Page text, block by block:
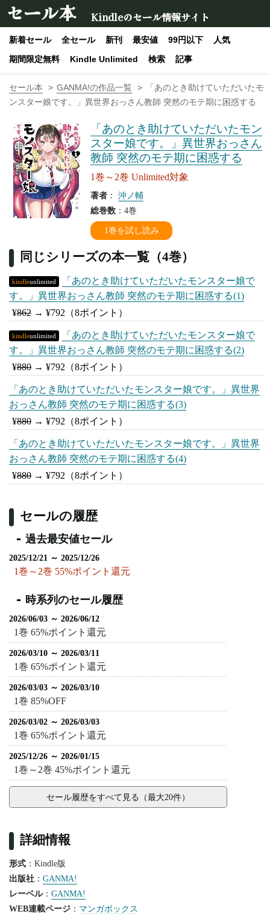
セール本 Kindleのセール情報サイト
新着セール 全セール 新刊 最安値 99円以下
人気
期間限定無料
Kindle Unlimited 検索 記事
セール本 GANMA!の作品一覧
「あのとき助けていただいたモ
ンスター娘です。」異世界おっさん教師 突然のモテ期に困惑する
「あのとき助けていただいたモン
スター娘です。」異世界おっさん
教師 突然のモテ期に困惑する
1巻～2巻 Unlimited対象
著者 ： 沖ノ輔
総巻数 ：4巻
1巻を試し読み
同じシリーズの本一覧（4巻）
kindleunlimited
「あのとき助けていただいたモンスター娘で
す。」異世界おっさん教師 突然のモテ期に困惑する(1)
¥862 → ¥792 （8ポイント）
kindleunlimited
「あのとき助けていただいたモンスター娘で
す。」異世界おっさん教師 突然のモテ期に困惑する(2)
¥880 → ¥792 （8ポイント）
「あのとき助けていただいたモンスター娘です。」異世界
おっさん教師 突然のモテ期に困惑する(3)
¥880 → ¥792 （8ポイント）
「あのとき助けていただいたモンスター娘です。」異世界
おっさん教師 突然のモテ期に困惑する(4)
¥880 → ¥792 （8ポイント）
セールの履歴
過去最安値セール
2025/12/21 ～ 2025/12/26
1巻～2巻 55%ポイント還元
時系列のセール履歴
2026/06/03 ～ 2026/06/12
1巻 65%ポイント還元
2026/03/10 ～ 2026/03/11
1巻 65%ポイント還元
2026/03/03 ～ 2026/03/10
1巻 85%OFF
2026/03/02 ～ 2026/03/03
1巻 65%ポイント還元
2025/12/26 ～ 2026/01/15
1巻～2巻 45%ポイント還元
セール履歴をすべて見る（最大20件）
詳細情報
形式 ：Kindle版
出版社 ： GANMA!
レーベル： GANMA!
WEB連載ページ ： マンガボックス